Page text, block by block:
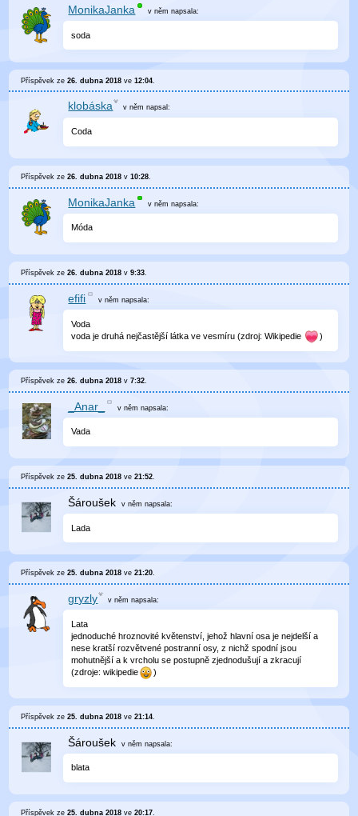
MonikaJanka v němnapsala:
soda
Příspěvek ze26. dubna 2018 ve12:04
klobáska v něm napsal:
Coda
Příspěvek ze26. dubna 2018 v10:28
MonikaJanka v němnapsala:
Móda
Příspěvek ze26. dubna 2018 v9:33.
efifi v němnapsala:
Voda
voda je druhá nejčastější látka ve vesmíru (zdroj: Wikipedie
)
Příspěvek ze26. dubna 2018 v7:32
_Anar_ v němnapsala:
Vada
Příspěvek ze25. dubna 2018 ve21:52.
Šároušek v něm napsala:
Lada
Příspěvek ze25. dubna 2018 ve21:20.
gryzly v něm napsala:
Lata
jednoduché hroznovité květenství, jehož hlavní osa je nejdelší a
nese kratší rozvětvené postranní osy, z nichž spodní jsou
mohutnější a k vrcholu se postupně zjednodušují a zkracují
(zdroje: wikipedie
)
Příspěvek ze25. dubna 2018 ve21:14
Šároušek v něm napsala:
blata
Příspěvek ze25. dubna 2018 ve20:17.